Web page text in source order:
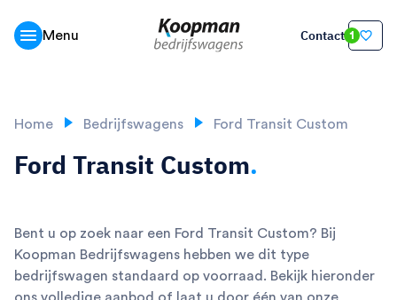
Menu Contact 1
Home Bedrijfswagens Ford Transit Custom
Ford Transit Custom.
Bent u op zoek naar een Ford Transit Custom? Bij
Koopman Bedrijfswagens hebben we dit type
bedrijfswagen standaard op voorraad. Bekijk hieronder